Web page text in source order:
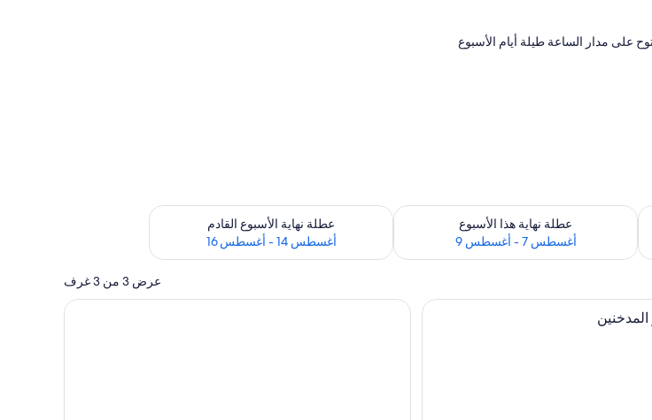
على مدار الساعة طيلة أيام الأسبوع
عطلة نهاية هذا الأسبوع
أغسطس 7 - أغسطس 9
تحقق من مدى التوفر لعطلة نهاية هذا الأسبوع للفترة أغسطس 7 - أغسطس 9
عطلة نهاية الأسبوع القادم
أغسطس 14 - أغسطس 16
تحقق من مدى التوفر لعطلة نهاية الأسبوع القادم للفترة أغسطس 14 - أغسطس 16
عرض 3 من 3 غرف